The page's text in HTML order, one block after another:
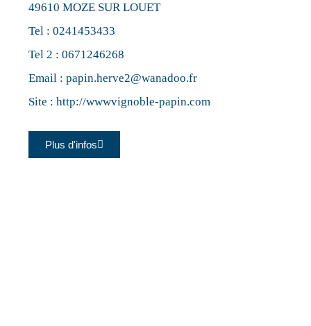
49610 MOZE SUR LOUET
Tel :0241453433
Tel 2 :0671246268
Email :papin.herve2@wanadoo.fr
Site :http://wwwvignoble-papin.com
Plus d'infos